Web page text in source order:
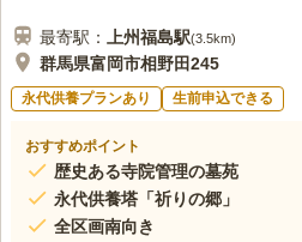
最寄駅： 上州福島駅(3.5km)
群馬県富岡市相野田245
永代供養プランあり 生前申込できる
おすすめポイント
歴史ある寺院管理の墓苑
永代供養塔「祈りの郷」
全区画南向き